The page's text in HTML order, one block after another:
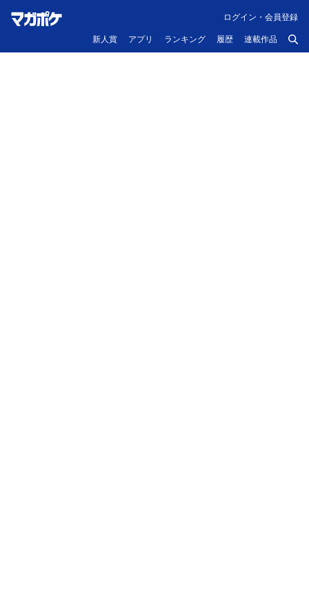
新人賞 アプリ ランキング 履歴 連載作品
ログイン・会員登録